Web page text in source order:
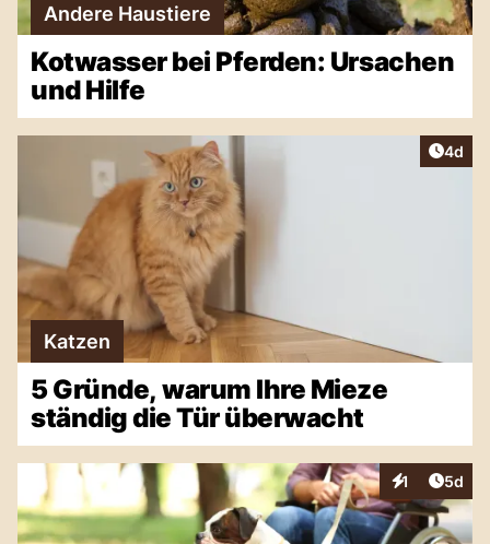
Andere Haustiere
Kotwasser bei Pferden: Ursachen
und Hilfe
4d
Katzen
5 Gründe, warum Ihre Mieze
ständig die Tür überwacht
1
Interaktionen
5d